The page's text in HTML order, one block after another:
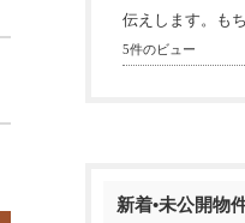
伝えします。も
5件のビュー
新着•未公開物